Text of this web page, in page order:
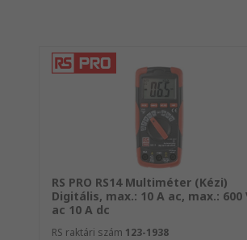
RS PRO RS14 Multiméter (Kézi)
Digitális, max.: 10 A ac, max.: 600
ac 10 A dc
RS raktári szám 123-1938